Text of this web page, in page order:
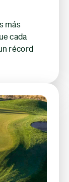
más
cada
récord